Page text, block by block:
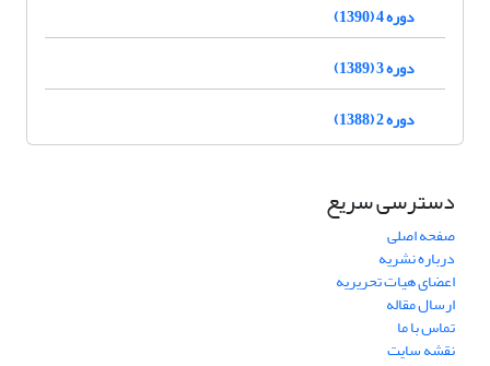
دوره 4 (1390)
دوره 3 (1389)
دوره 2 (1388)
دسترسی سریع
صفحه اصلی
درباره نشریه
اعضای هیات تحریریه
ارسال مقاله
تماس با ما
نقشه سایت